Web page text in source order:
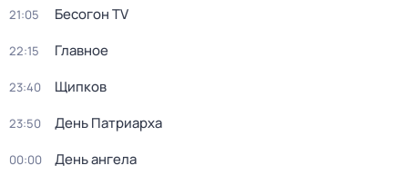
21:05 Бесогон TV
22:15 Главное
23:40 Щипков
23:50 День Патриарха
00:00 День ангела